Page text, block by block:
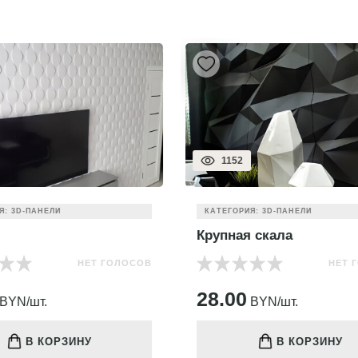
3D-ПАНЕЛИ
скала
НЕТ ГОЛОСОВ
BYN/шт.
В КОРЗИНУ
574
Декоративная 3D-
(рейка) D303 под
BYN/шт.